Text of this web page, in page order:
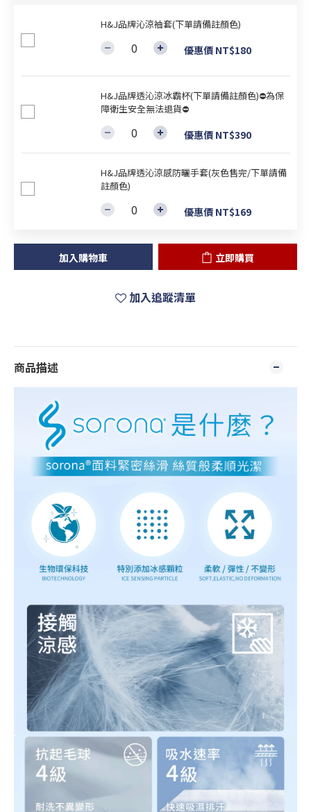
H&J品牌沁涼袖套(下單請備註顏色)
優惠價 NT$180
H&J品牌透沁涼冰霸杯(下單請備註顏色)⛔為保
障衛生安全無法退貨⛔
優惠價 NT$390
H&J品牌透沁涼感防曬手套(灰色售完/下單請備
註顏色)
優惠價 NT$169
加入購物車 立即購買
加入追蹤清單
商品描述